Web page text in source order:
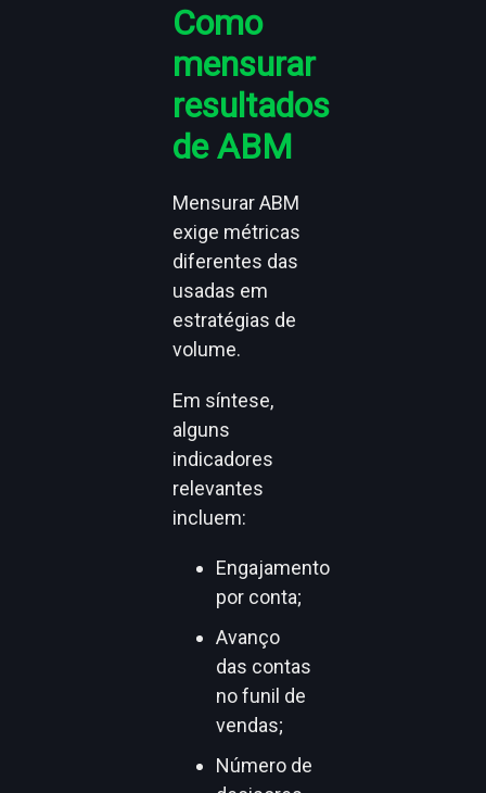
Como
mensurar
resultados
de ABM
Mensurar ABM
exige métricas
diferentes das
usadas em
estratégias de
volume.
Em síntese,
alguns
indicadores
relevantes
incluem:
Engajamento
por conta;
Avanço
das contas
no funil de
vendas;
Número de